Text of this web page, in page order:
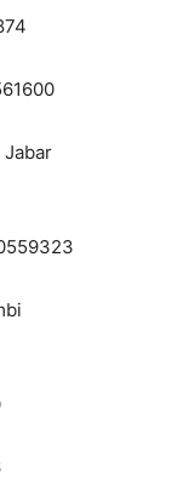
Jabar